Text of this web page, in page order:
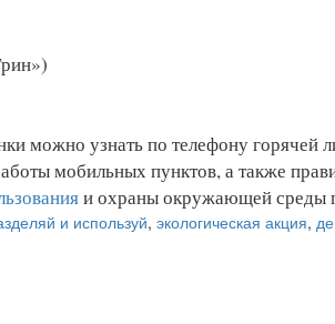
можно узнать по телефону горячей
мобильных пунктов, а также
и охраны окружающей среды
и используй, экологическая акция,